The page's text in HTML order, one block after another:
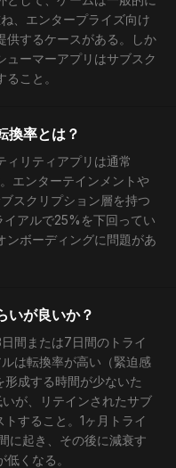
、エンタープライズ向け
供するケースがある。しか
ューマーアプリはサブスク
こと。
換率とは？
ィリティアプリは通常
エンターテインメントや
スクリプション層を持つ
アルで25%を下回ってい
ンボーディングに問題があ
いが良いか？
間または7日間のトライ
は転換率が高い（緊迫感
成する時間が少ないた
が、リテインされたサブ
すること。1ヶ月トライ
に起き、その後に減衰す
くなる。